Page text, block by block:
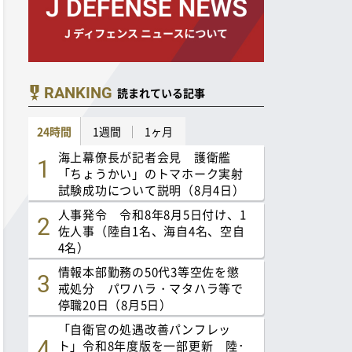
RANKING 読まれている記事
24時間 1週間 1ヶ月
海上幕僚長が記者会見 護衛艦
「ちょうかい」のトマホーク実射
試験成功について説明（8月4日）
人事発令 令和8年8月5日付け、1
佐人事（陸自1名、海自4名、空自
4名）
情報本部勤務の50代3等空佐を懲
戒処分 パワハラ・マタハラ等で
停職20日（8月5日）
「自衛官の処遇改善パンフレッ
ト」令和8年度版を一部更新 陸･